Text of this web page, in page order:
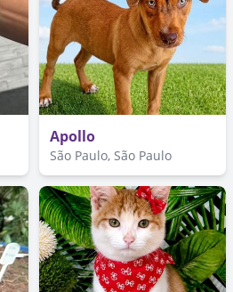
Apollo
São Paulo, São Paulo